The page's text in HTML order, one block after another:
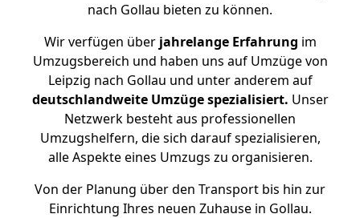
nach Gollau bieten zu können.
Wir verfügen überjahrelange Erfahrung im
Umzugsbereich und haben uns auf Umzüge von
Leipzig nach Gollau und unter anderem auf
deutschlandweite Umzüge spezialisiert. Unser
Netzwerk besteht aus professionellen
Umzugshelfern, die sich darauf spezialisieren,
alle Aspekte eines Umzugs zu organisieren.
Von der Planung über den Transport bis hin zur
Einrichtung Ihres neuen Zuhause in Gollau.